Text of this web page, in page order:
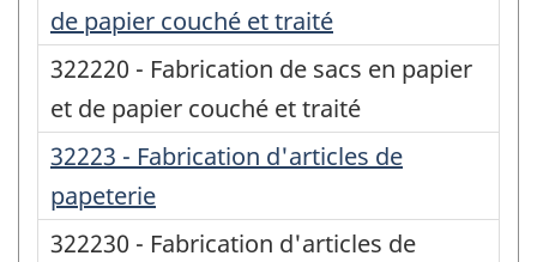
de papier couché et traité
322220 - Fabrication de sacs en papier
et de papier couché et traité
32223 - Fabrication d'articles de
papeterie
322230 - Fabrication d'articles de